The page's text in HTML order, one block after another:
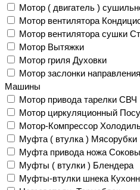
Мотор ( двигатель )
Мотор вентилятора
Мотор вентилятора сушки
Мотор Вытяжки
Мотор гриля Духовки
Мотор заслонки
Машины
Мотор привода тарелки СВЧ
Мотор циркуляционный
Мотор-Компрессор
Муфта ( втулка ) Мясорубки
Муфта привода ножа
Муфты ( втулки ) Блендера
Муфты-втулки шнека